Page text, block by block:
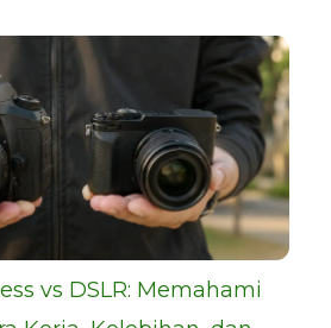
vs DSLR: Memahami